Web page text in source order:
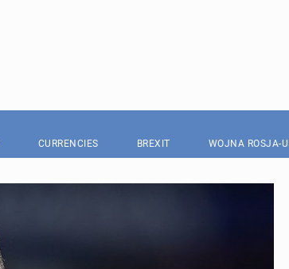
CURRENCIES BREXIT WOJNA ROSJA-